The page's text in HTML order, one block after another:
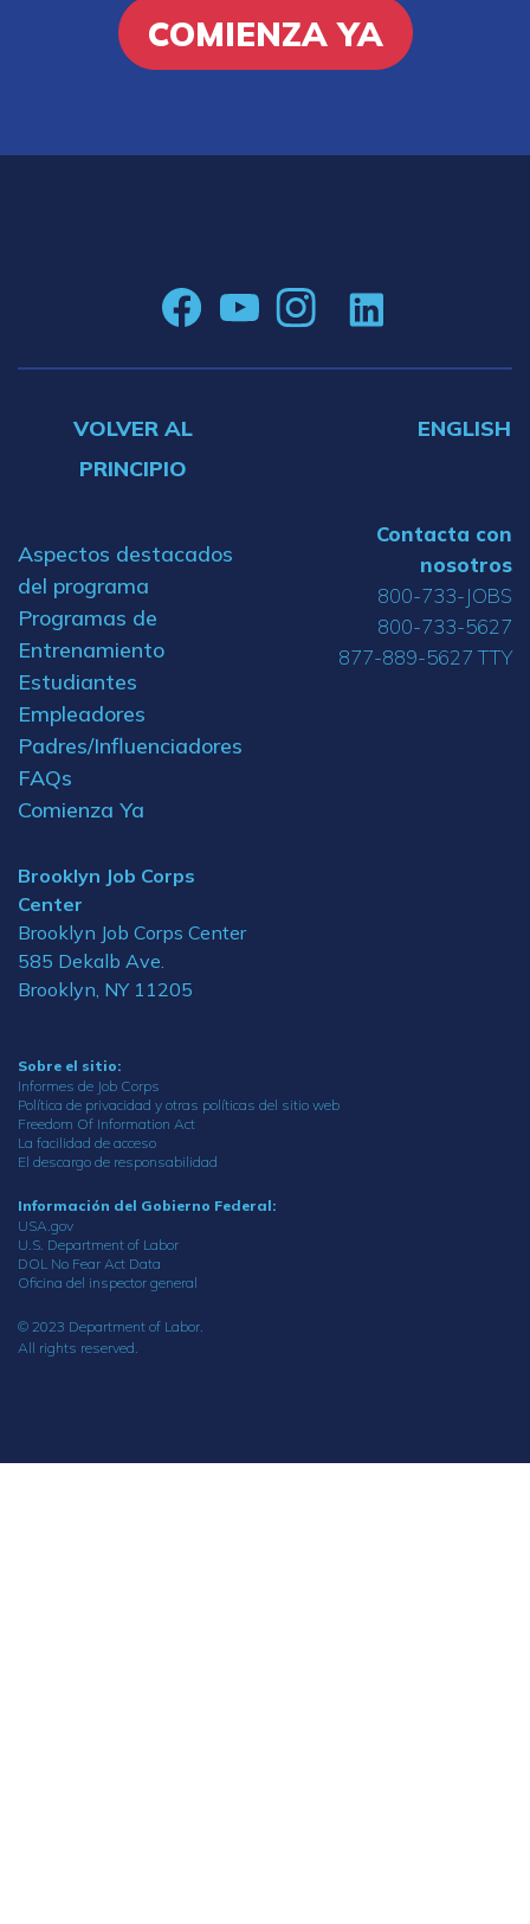
COMIENZA YA
VOLVER AL
PRINCIPIO
ENGLISH
Aspectos destacados
del programa
Programas de
Entrenamiento
Estudiantes
Empleadores
Padres/Influenciadores
FAQs
Comienza Ya
Brooklyn Job Corps
Center
Brooklyn Job Corps Center
585 Dekalb Ave.
Brooklyn, NY 11205
Contacta con
nosotros
800-733-JOBS
800-733-5627
877-889-5627 TTY
Sobre el sitio:
Informes de Job Corps
Política de privacidad y otras políticas del sitio web
Freedom Of Information Act
La facilidad de acceso
El descargo de responsabilidad
Información del Gobierno Federal:
USA.gov
U.S. Department of Labor
DOL No Fear Act Data
Oficina del inspector general
© 2023 Department of Labor.
All rights reserved.